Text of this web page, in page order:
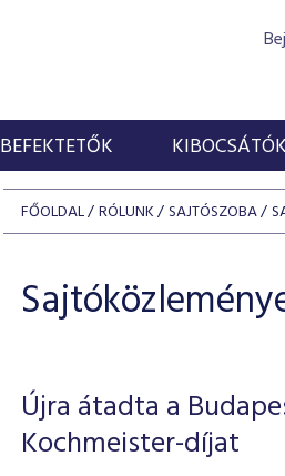
BEFEKTETŐK KIBOCSÁTÓK
FŐOLDAL RÓLUNK SAJTÓSZOBA
Újra átadta a
Kochmeister-díjat